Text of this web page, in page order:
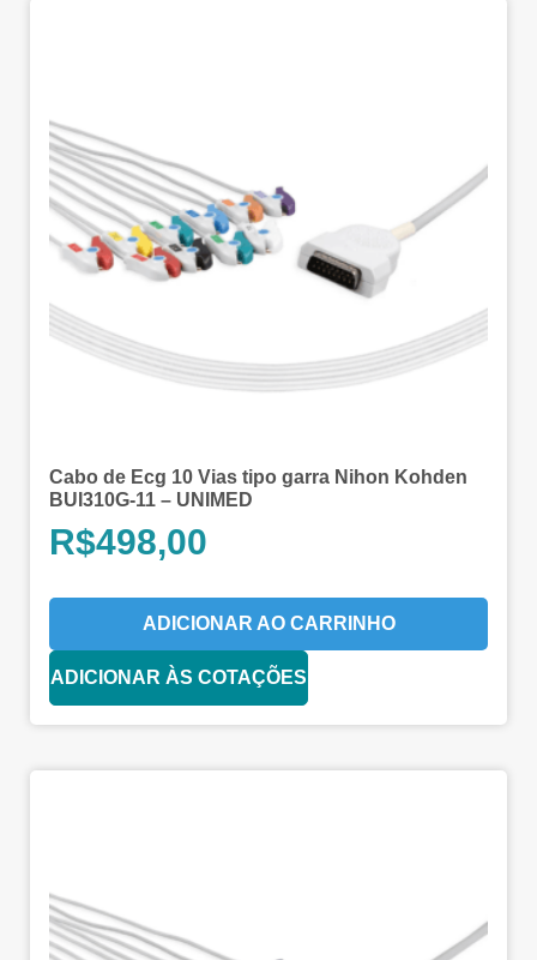
Cabo de Ecg 10 Vias tipo garra Nihon Kohden
BUI310G-11 – UNIMED
R$498,00
ADICIONAR AO CARRINHO
ADICIONAR ÀS COTAÇÕES